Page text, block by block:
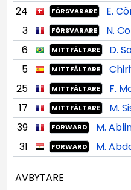
24
FÖRSVARARE E.
3 FÖRSVARARE N.
6 MITTFÄLTARE D.
5 MITTFÄLTARE
25 MITTFÄLTARE F.
17 MITTFÄLTARE
M.
39
FORWARD M.
31 FORWARD M.
AVBYTARE